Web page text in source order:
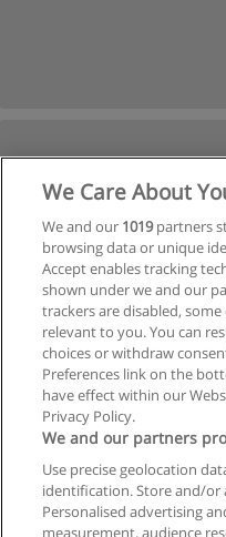
We Care About
We and our 1019partners
browsing data or unique
Accept enables tracking
shown under we and our
trackers are disabled,
relevant to you. You can
choices or withdraw
Preferences link on the
have effect within our
Privacy Policy.
We and our partners
Use precise geolocation
identification. Store and/or
Personalised advertising
measurement, audience